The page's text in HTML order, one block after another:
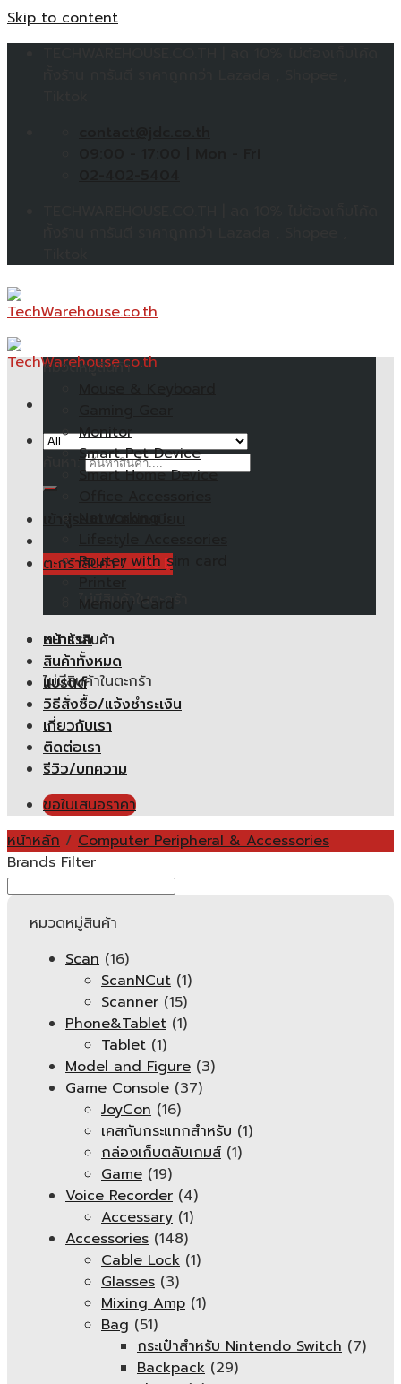
Skip to content
ตะกร้าสินค้า /0.00฿
ไม่มีสินค้าในตะกร้า
ตะกร้าสินค้า
ไม่มีสินค้าในตะกร้า
หมวดหมู่สินค้า
Monitor
Smart Pet Device
Smart Home Device
Router with sim card
Memory Card
หน้าแรก
สินค้าทั้งหมด
แบรนด์
วิธีสั่งซื้อ/แจ้งชำระเงิน
เกี่ยวกับเรา
ติดต่อเรา
รีวิว/บทความ
ขอใบเสนอราคา
หน้าหลัก / Computer Peripheral & Accessories
Brands Filter
หมวดหมู่สินค้า
Scan (16)
ScanNCut (1)
Scanner (15)
Phone&Tablet (1)
Tablet (1)
Model and Figure (3)
Game Console (37)
JoyCon (16)
เคสกันกระแทกสำหรับ (1)
กล่องเก็บตลับเกมส์ (1)
Game (19)
Voice Recorder (4)
Accessary (1)
Accessories (148)
Cable Lock (1)
Glasses (3)
Mixing Amp (1)
Bag (51)
กระเป๋าสำหรับ Nintendo Switch (7)
Backpack (29)